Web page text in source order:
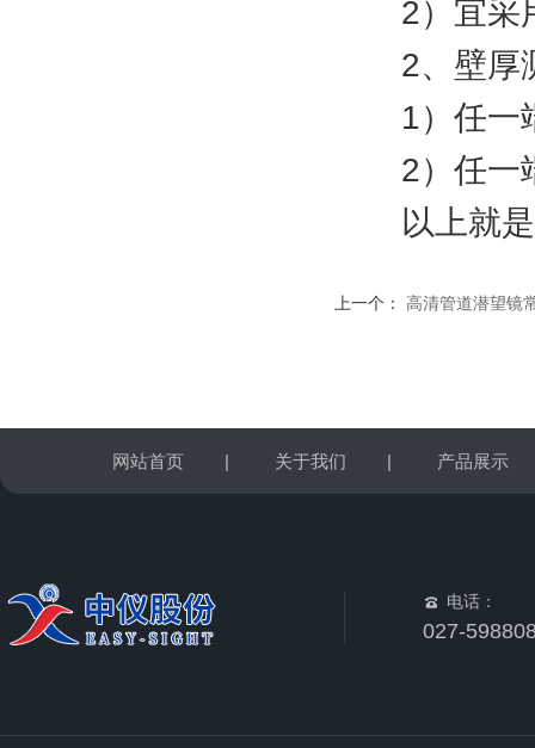
2）宜采用
2、壁厚测
1）任一端
2）任一端
以上就是
上一个： 高清管道潜望镜
网站首页 | 关于我们 | 产品展示
电话：
027-